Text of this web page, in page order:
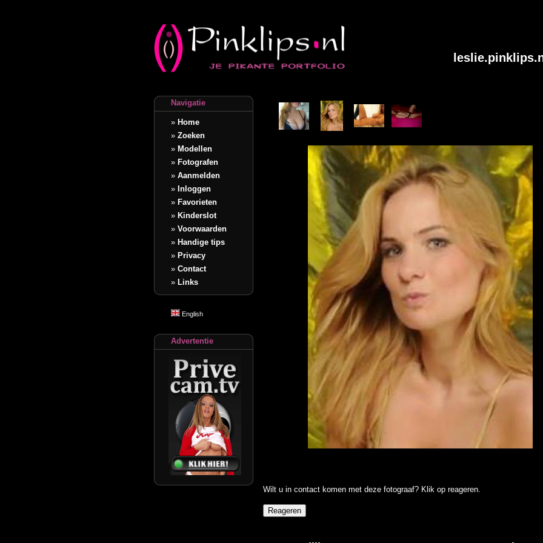
Navigatie
» Home
» Zoeken
» Modellen
» Fotografen
» Aanmelden
» Inloggen
» Favorieten
» Kinderslot
» Voorwaarden
» Handige tips
» Privacy
» Contact
» Links
English
Advertentie
Wilt u in contact komen met deze fotograaf? Klik op reageren.